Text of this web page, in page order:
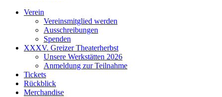
Verein
Vereinsmitglied werden
Ausschreibungen
Spenden
XXXV. Greizer Theaterherbst
Unsere Werkstätten 2026
Anmeldung zur Teilnahme
Tickets
Rückblick
Merchandise